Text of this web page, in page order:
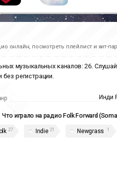
онлайн, посмотреть плейлист и хит-
музыкальных каналов: 26.
регистрации.
Инди
Что играло на радио Folk Forward
27 Indie 21 Newgrass 1